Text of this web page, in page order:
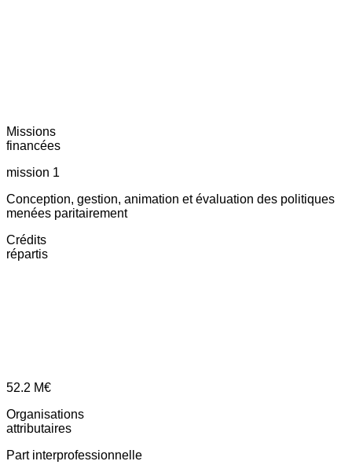
Missions
financées
mission 1
Conception, gestion, animation et évaluation des politiques
menées paritairement
Crédits
répartis
52.2 M€
Organisations
attributaires
Part interprofessionnelle